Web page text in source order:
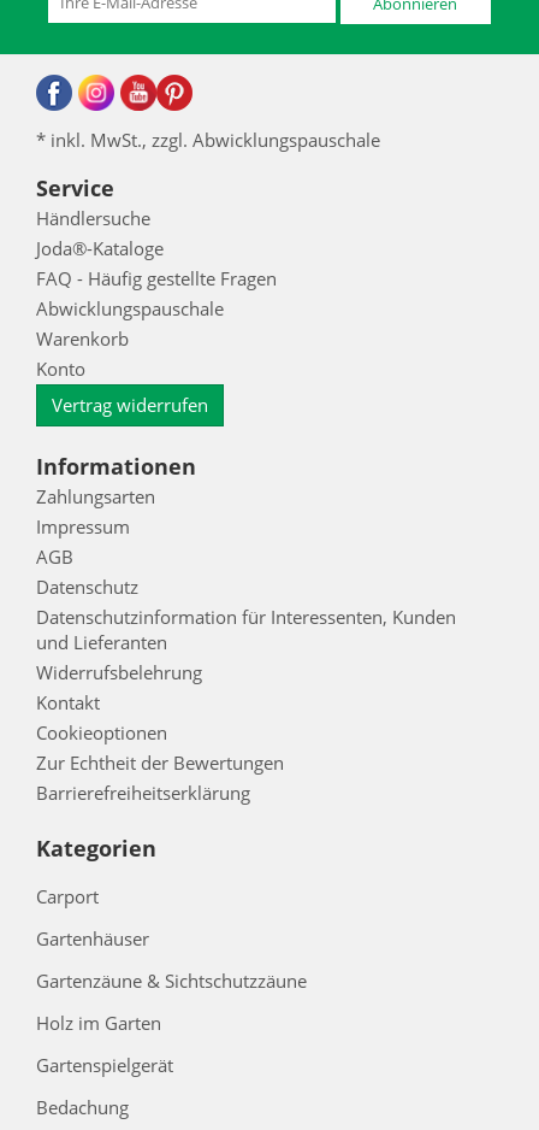
* inkl. MwSt., zzgl. Abwicklungspauschale
Service
Händlersuche
Joda®-Kataloge
FAQ - Häufig gestellte Fragen
Abwicklungspauschale
Warenkorb
Konto
Vertrag widerrufen
Informationen
Zahlungsarten
Impressum
AGB
Datenschutz
Datenschutzinformation für Interessenten, Kunden
und Lieferanten
Widerrufsbelehrung
Kontakt
Cookieoptionen
Zur Echtheit der Bewertungen
Barrierefreiheitserklärung
Kategorien
Carport
Gartenhäuser
Gartenzäune & Sichtschutzzäune
Holz im Garten
Gartenspielgerät
Bedachung